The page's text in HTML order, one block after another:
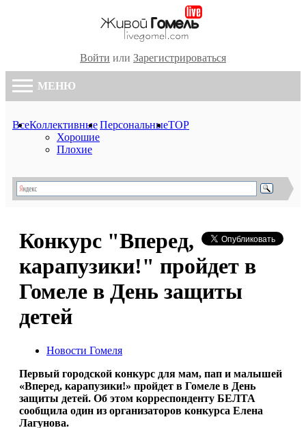
Войти или Зарегистрироваться
МЕНЮ
ВсеКоллективные
Хорошие
Плохие
ПерсональныеTOP
Конкурс "Вперед,
карапузики!" пройдет в
Гомеле в День защиты
детей
Новости Гомеля
Первый городской конкурс для мам, пап и малышей
«Вперед, карапузики!» пройдет в Гомеле в День
защиты детей. Об этом корреспонденту БЕЛТА
сообщила один из организаторов конкурса Елена
Лагунова.